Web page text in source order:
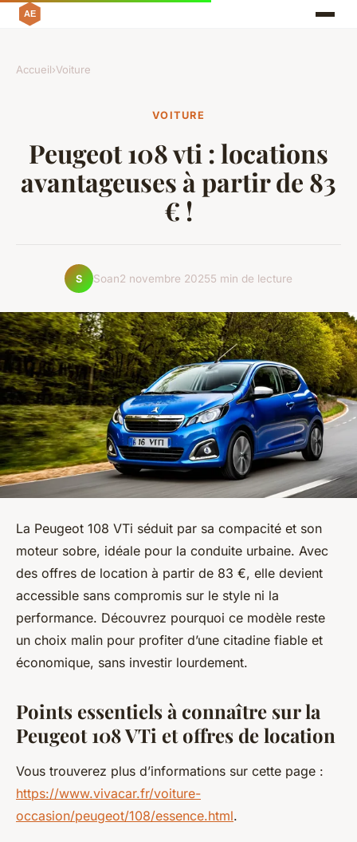
Accueil›Voiture
VOITURE
Peugeot 108 vti : locations
avantageuses à partir de 83
€ !
S Soan2 novembre 20255 min de lecture
La Peugeot 108 VTi séduit par sa compacité et son
moteur sobre, idéale pour la conduite urbaine. Avec
des offres de location à partir de 83 €, elle devient
accessible sans compromis sur le style ni la
performance. Découvrez pourquoi ce modèle reste
un choix malin pour profiter d’une citadine fiable et
économique, sans investir lourdement.
Points essentiels à connaître sur la
Peugeot 108 VTi et offres de location
Vous trouverez plus d’informations sur cette page :
https://www.vivacar.fr/voiture-
occasion/peugeot/108/essence.html.